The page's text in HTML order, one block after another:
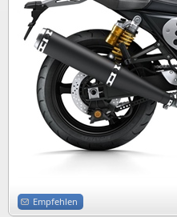
Empfehlen